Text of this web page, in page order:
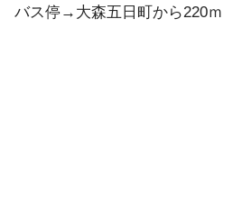
バス停→大森五日町から220ｍ